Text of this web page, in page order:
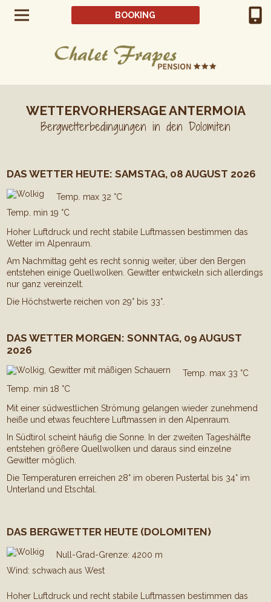
BOOKING
WETTERVORHERSAGE ANTERMOIA
Bergwetterbedingungen in den Dolomiten
DAS WETTER HEUTE: SAMSTAG, 08 AUGUST 2026
Temp. max 32 °C
Temp. min 19 °C
Hoher Luftdruck und recht stabile Luftmassen bestimmen das
Wetter im Alpenraum.
Am Nachmittag geht es recht sonnig weiter, über den Bergen
entstehen einige Quellwolken. Gewitter entwickeln sich allerdings
nur ganz vereinzelt.
Die Höchstwerte reichen von 29° bis 33°.
DAS WETTER MORGEN: SONNTAG, 09 AUGUST
2026
Temp. max 33 °C
Temp. min 18 °C
Mit einer südwestlichen Strömung gelangen wieder zunehmend
heiße und etwas feuchtere Luftmassen in den Alpenraum.
In Südtirol scheint häufig die Sonne. In der zweiten Tageshälfte
entstehen größere Quellwolken und daraus sind einzelne
Gewitter möglich.
Die Temperaturen erreichen 28° im oberen Pustertal bis 34° im
Unterland und Etschtal.
DAS BERGWETTER HEUTE (DOLOMITEN)
Null-Grad-Grenze: 4200 m
Wind: schwach aus West
Hoher Luftdruck und recht stabile Luftmassen bestimmen das